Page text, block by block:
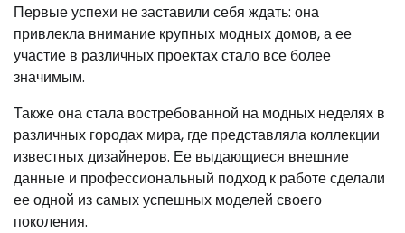
Первые успехи не заставили себя ждать: она
привлекла внимание крупных модных домов, а ее
участие в различных проектах стало все более
значимым.
Также она стала востребованной на модных неделях в
различных городах мира, где представляла коллекции
известных дизайнеров. Ее выдающиеся внешние
данные и профессиональный подход к работе сделали
ее одной из самых успешных моделей своего
поколения.